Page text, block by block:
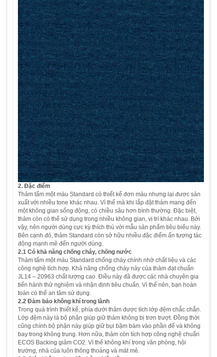
2. Đặc điểm
Thảm tấm một màu Standard có thiết kế đơn màu nhưng lại được sản
xuất với nhiều tone khác nhau. Vì thế mà khi lắp đặt thảm mang đến
một không gian sống động, có chiều sâu hơn bình thường. Đặc biệt,
thảm còn có thể sử dụng trong nhiều không gian, vị trí khác nhau. Bởi
vậy, nên người dùng cực kỳ thích thú với mẫu sản phẩm tiêu biểu này.
Bên cạnh đó, thảm Standard còn sở hữu nhiều đặc điểm ấn tượng tác
động mạnh mẽ đến người dùng.
2.1 Có khả năng chống cháy, chống nước
Thảm tấm một màu Standard chống cháy chính nhờ chất liệu và các
công nghệ tích hợp. Khả năng chống cháy này của thảm đạt chuẩn
JL14 – 20963 chất lượng cao. Điều này đã được các nhà chuyên gia
tiến hành thử nghiệm và nhận định tiêu chuẩn. Vì thế nên, bạn hoàn
toàn có thể an tâm sử dụng.
2.2 Đảm bảo không khí trong lành
Trong quá trình thiết kế, phía dưới thảm được tích lớp đệm chắc chắn.
Lớp đệm này là bộ phận giúp giữ thảm không bị trơn trượt. Đồng thời
cũng chính bộ phận này giúp giữ bụi bặm bám vào phần đế và không
bay trong không trung. Hơn nữa, thảm còn tích hợp công nghệ chuẩn
ECOS Backing giảm CO2. Vì thế không khí trong văn phòng, hội
trường, nhà của luôn thông thoáng và mát mẻ.